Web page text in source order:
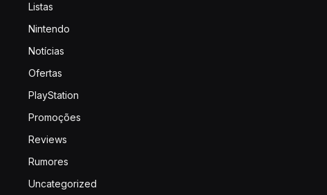
Listas
Nintendo
Notícias
Ofertas
PlayStation
Promoções
Reviews
Rumores
Uncategorized